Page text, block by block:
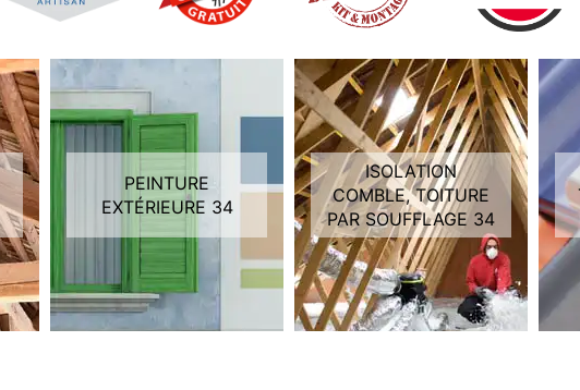
PEINTURE
EXTÉRIEURE 34
ISOLATION
COMBLE, TOITURE
PAR SOUFFLAGE 34